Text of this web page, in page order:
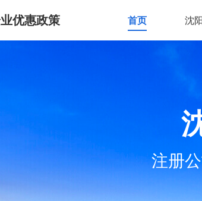
优惠政策 首页 沈
注册